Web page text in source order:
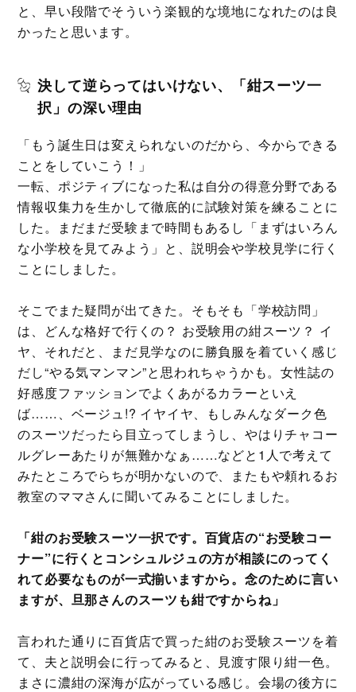
と、早い段階でそういう楽観的な境地になれたのは良
かったと思います。
決して逆らってはいけない、「紺スーツ一
択」の深い理由
「もう誕生日は変えられないのだから、今からできる
ことをしていこう！」
一転、ポジティブになった私は自分の得意分野である
情報収集力を生かして徹底的に試験対策を練ることに
した。まだまだ受験まで時間もあるし「まずはいろん
な小学校を見てみよう」と、説明会や学校見学に行く
ことにしました。
そこでまた疑問が出てきた。そもそも「学校訪問」
は、どんな格好で行くの？ お受験用の紺スーツ？ イ
ヤ、それだと、まだ見学なのに勝負服を着ていく感じ
だし“やる気マンマン”と思われちゃうかも。女性誌の
好感度ファッションでよくあがるカラーといえ
ば……、ベージュ!? イヤイヤ、もしみんなダーク色
のスーツだったら目立ってしまうし、やはりチャコー
ルグレーあたりが無難かなぁ……などと1人で考えて
みたところでらちが明かないので、またもや頼れるお
教室のママさんに聞いてみることにしました。
「紺のお受験スーツ一択です。百貨店の“お受験コー
ナー”に行くとコンシュルジュの方が相談にのってく
れて必要なものが一式揃いますから。念のために言い
ますが、旦那さんのスーツも紺ですからね」
言われた通りに百貨店で買った紺のお受験スーツを着
て、夫と説明会に行ってみると、見渡す限り紺一色。
まさに濃紺の深海が広がっている感じ。会場の後方に